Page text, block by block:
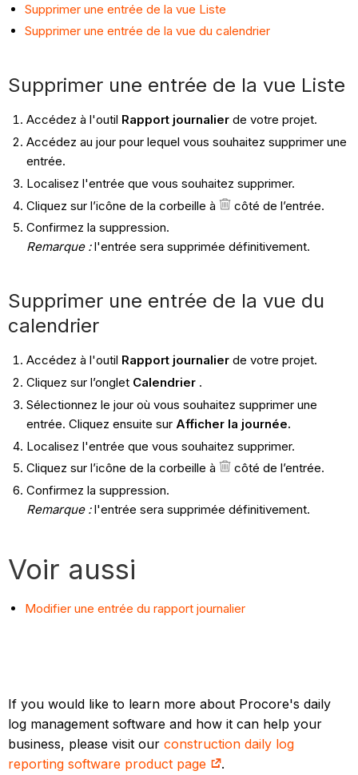
Supprimer une entrée de la vue Liste
Supprimer une entrée de la vue du calendrier
Supprimer une entrée de la vue Liste
Accédez à l'outil Rapport journalierde votre projet.
Accédez au jour pour lequel vous souhaitez supprimer une
entrée.
Localisez l'entrée que vous souhaitez supprimer.
Cliquez sur l’icône de la corbeille à
côté de l’entrée.
Confirmez la suppression.
Remarque :l'entrée sera supprimée définitivement.
Supprimer une entrée de la vue du
calendrier
Accédez à l'outil Rapport journalierde votre projet.
Cliquez sur l’onglet Calendrier.
Sélectionnez le jour où vous souhaitez supprimer une
entrée. Cliquez ensuite sur Afficher la journée.
Localisez l'entrée que vous souhaitez supprimer.
Cliquez sur l’icône de la corbeille à
côté de l’entrée.
Confirmez la suppression.
Remarque :l'entrée sera supprimée définitivement.
Voir aussi
Modifier une entrée du rapport journalier
If you would like to learn more about Procore's daily
log management software and how it can help your
business, please visit ourconstruction daily log
reporting software product page
.